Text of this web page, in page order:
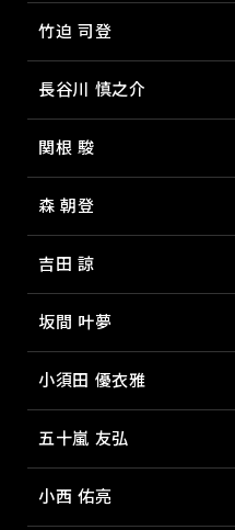
竹迫 司登
長谷川 慎之介
関根 駿
森 朝登
吉田 諒
坂間 叶夢
小須田 優衣雅
五十嵐 友弘
小西 佑亮